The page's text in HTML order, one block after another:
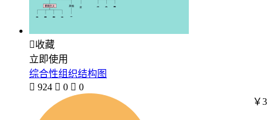
收藏
立即使用
综合性组织结构图
 924  0  0
￥3